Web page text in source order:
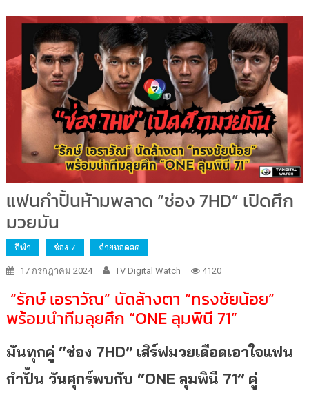
แฟนกำปั้นห้ามพลาด “ช่อง 7HD” เปิดศึก
มวยมัน
กีฬา ช่อง 7 ถ่ายทอดสด
17 กรกฎาคม 2024 TV Digital Watch 4120
“รักษ์ เอราวัณ” นัดล้างตา “ทรงชัยน้อย”
พร้อมนำทีมลุยศึก “ONE ลุมพินี 71”
มันทุกคู่ “ช่อง 7HD” เสิร์ฟมวยเดือดเอาใจแฟน
กำปั้น วันศุกร์พบกับ “ONE ลุมพินี 71” คู่